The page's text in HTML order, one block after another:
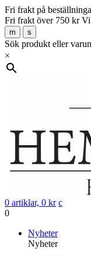
Fri frakt på
Fri frakt över 750 kr Vi
m s
Sök produkt eller
×
0 artiklar, 0 kr c
0
Nyheter
Nyheter